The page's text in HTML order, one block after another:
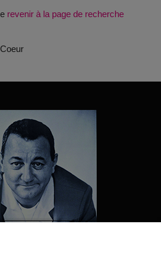
revenir à la page de recherche